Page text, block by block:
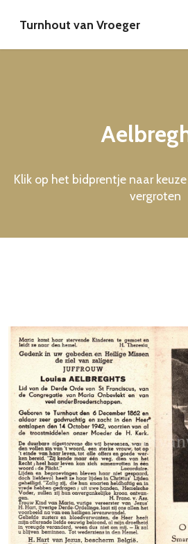
Turnhout van Vroeger
Klik op het bidprentje naar
vergroten